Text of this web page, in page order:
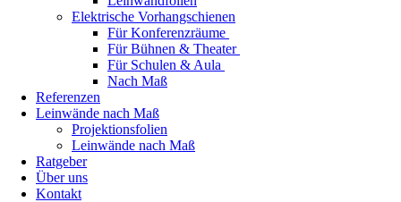
Elektrische Vorhangschienen
Für Konferenzräume
Für Bühnen & Theater
Für Schulen & Aula
Nach Maß
Referenzen
Leinwände nach Maß
Projektionsfolien
Leinwände nach Maß
Ratgeber
Über uns
Kontakt